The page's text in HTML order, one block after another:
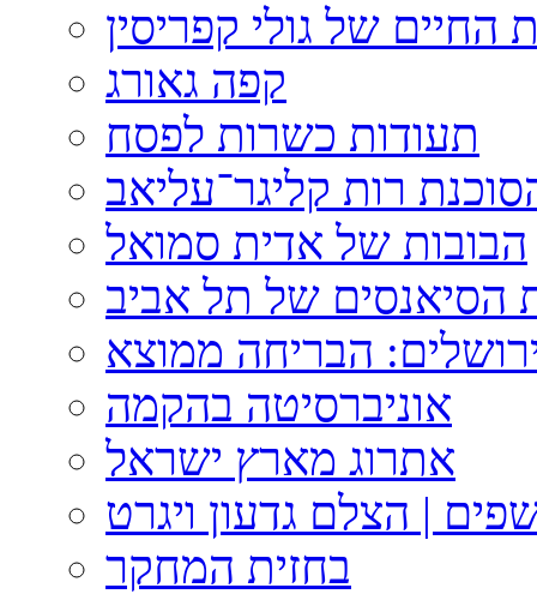
החיים של גולי קפריסין
קפה גאורג
תעודות כשרות לפסח
רות קליגר־עליאב
הבובות של אדית סמואל
של תל אביב
הבריחה ממוצא
אוניברסיטה בהקמה
אתרוג מארץ ישראל
| הצלם גדעון ויגרט
בחזית המחקר